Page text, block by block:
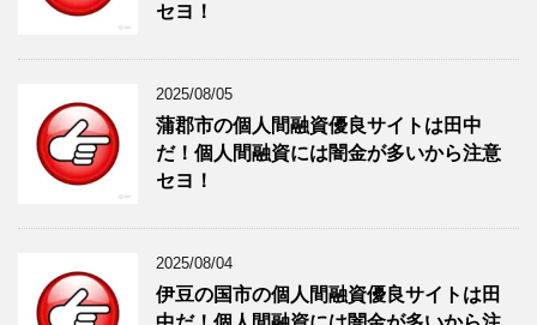
セヨ！
2025/08/05
蒲郡市の個人間融資優良サイトは田中
だ！個人間融資には闇金が多いから注意
セヨ！
2025/08/04
伊豆の国市の個人間融資優良サイトは田